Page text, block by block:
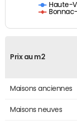
Haute-
Prix au m2
Maisons anciennes
Maisons neuves